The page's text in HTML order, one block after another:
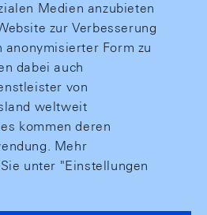
Medien anzubieten
zur Verbesserung
Form zu
dabei auch
von
weltweit
kommen deren
Mehr
unter "Einstellungen